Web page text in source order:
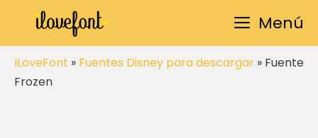
Saltar
contenido
Menú
ILoveFont » Fuentes Disney para descargar » Fuente
Frozen